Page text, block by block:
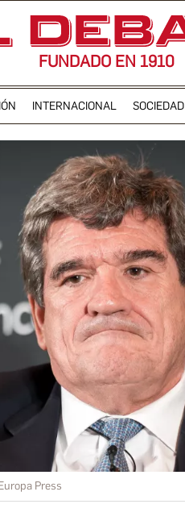
FUNDADO EN 1910
INTERNACIONAL SOCIEDAD
Press